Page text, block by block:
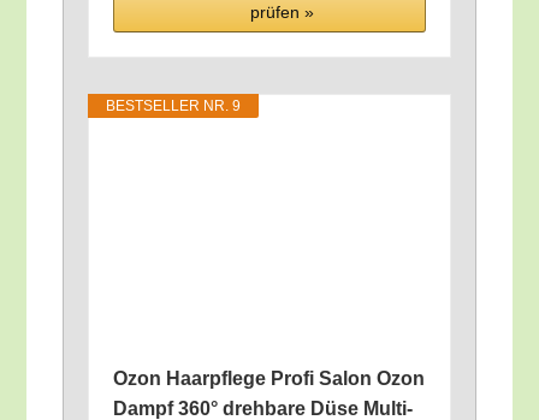
prü­fen »
BEST­SEL­LER NR. 9
Ozon Haar­pfle­ge Pro­fi Salon Ozon
Dampf 360° dreh­ba­re Düse Mul­ti­